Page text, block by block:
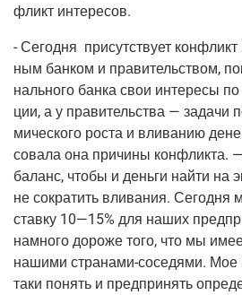
фликт интересов.
- Сего­дня при­сут­ству­ет
ным бан­ком и пра­ви­тель­ством,
наль­но­го бан­ка свои инте­ре­сы
ции, а у пра­ви­тель­ства —
ми­че­ско­го роста и вли­ва­нию
со­ва­ла она при­чи­ны кон­флик­та.
баланс, что­бы и день­ги най­ти на
не сокра­тить вли­ва­ния.
став­ку 10—15% для наших
намно­го доро­же того, что мы
наши­ми стра­на­ми-сосе­дя­ми.
таки понять и пред­при­нять